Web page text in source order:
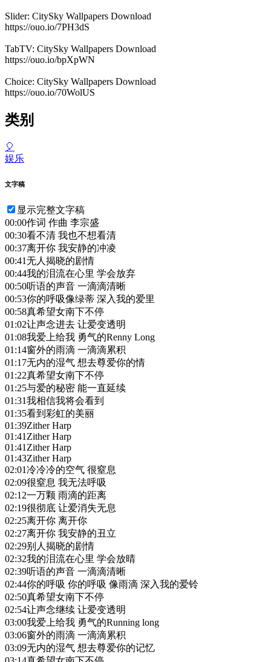
Slider: CitySky Wallpapers Download
https://ouo.io/7PH3dS
TabTV: CitySky Wallpapers Download
https://ouo.io/bpXpWN
Choice: CitySky Wallpapers Download
https://ouo.io/70WolUS
类别
🎈
娱乐
文字稿
显示完整文字稿
00:00作词 作曲 李宗盛
00:30看不清 我也不想看清
00:37离开你 我安静的冲凌
00:41无人揭晓的剧情
00:44我的泪流在心里 学会放弃
00:50听语的声音 一滴滴清晰
00:53你的呼吸像绿蒂 深入我的爱里
00:58真希望女南下不停
01:02让声念进去 让爱变透明
01:08我爱上给我 勇气的Renny Long
01:14窗外的雨滴 一滴滴累积
01:17无内的湿气 想去尊爱你的情
01:22真希望女南下不停
01:25与爱的秘密 能一直延续
01:31我相信我将会看到
01:35看到彩虹的美丽
01:39Zither Harp
01:41Zither Harp
01:41Zither Harp
01:43Zither Harp
02:01冷冷冷的空气 很窒息
02:09很窒息 我无法呼吸
02:12一万颗 雨滴的距离
02:19很彻底 让爱消失无息
02:25离开你 离开你
02:27离开你 我安静的丑立
02:29别人揭晓的剧情
02:32我的泪流在心里 学会放晴
02:39听语的声音 一滴滴清晰
02:44你的呼吸 你的呼吸 像雨滴 深入我的爱铃
02:50真希望女南下不停
02:54让声念继续 让爱变透明
03:00我爱上给我 勇气的Running long
03:06窗外的雨滴 一滴滴累积
03:09无内的湿气 想去尊爱你的记忆